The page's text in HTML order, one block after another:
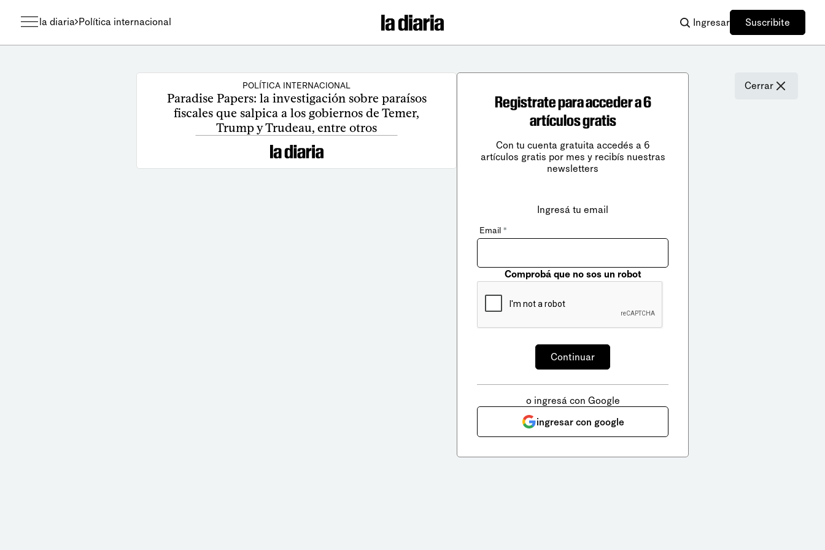
la diaria Política internacional Ingresar Suscribite
POLÍTICA INTERNACIONAL
Paradise Papers: la investigación sobre paraísos
fiscales que salpica a los gobiernos de Temer,
Trump y Trudeau, entre otros
Cerrar
Registrate para acceder a 6
artículos gratis
Con tu cuenta gratuita accedés a 6
artículos gratis por mes y recibís nuestras
newsletters
Ingresá tu email
Email *
Comprobá que no sos un robot
o ingresá con Google
ingresar con google